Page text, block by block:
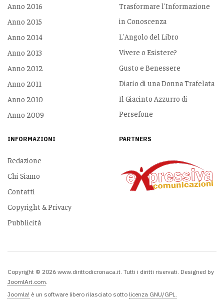
Anno 2016
Anno 2015
Anno 2014
Anno 2013
Anno 2012
Anno 2011
Anno 2010
Anno 2009
Trasformare l'Informazione
in Conoscenza
L'Angolo del Libro
Vivere o Esistere?
Gusto e Benessere
Diario di una Donna Trafelata
Il Giacinto Azzurro di
Persefone
INFORMAZIONI
Redazione
Chi Siamo
Contatti
Copyright & Privacy
Pubblicità
PARTNERS
Copyright © 2026 www.dirittodicronaca.it. Tutti i diritti riservati. Designed by
JoomlArt.com.
Joomla! è un software libero rilasciato sotto licenza GNU/GPL.